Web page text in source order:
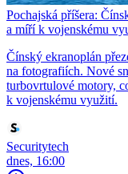
Pochajská příšera:
a míří k vojenskému
Čínský ekranoplán
na fotografiích. Nové
turbovrtulové motory,
k vojenskému využití.
Securitytech
dnes, 16:00